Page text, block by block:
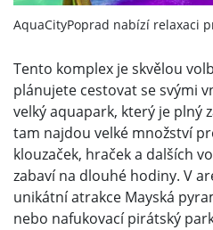
AquaCityPoprad nabízí relaxaci
Tento komplex je skvělou
plánujete cestovat se svými
velký aquapark, který je plný
tam najdou velké množství
klouzaček, hraček a dalších
zabaví na dlouhé hodiny. V
unikátní atrakce Mayská
nebo nafukovací pirátský